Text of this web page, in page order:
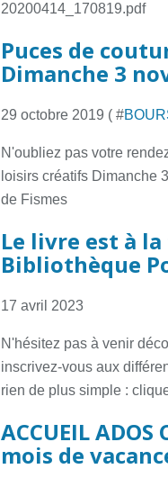
20200414_170819.pdf
Puces de
Dimanche 3
29 octobre 2019 ( #
N'oubliez pas votre
loisirs créatifs Dimanche
de Fismes
Le livre est à la
Bibliothèque
17 avril 2023
N'hésitez pas à venir
inscrivez-vous aux
rien de plus simple :
ACCUEIL
mois de